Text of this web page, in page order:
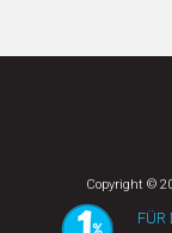
Copyright ©
FÜR